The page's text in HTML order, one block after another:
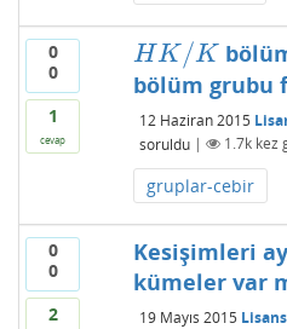
0
0
1
cevap
HK/K
HK/K
bölüm grubu
12 Haziran 2015
soruldu | 1.7kkez
gruplar-cebir
0
0
2
Kesişimleri
kümeler var
19 Mayıs 2015